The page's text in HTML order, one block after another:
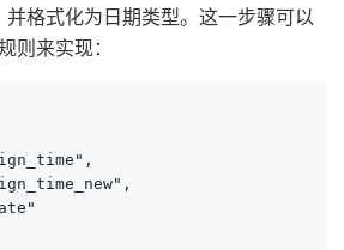
并格式化为日期类型。这一步骤可以
则来实现：